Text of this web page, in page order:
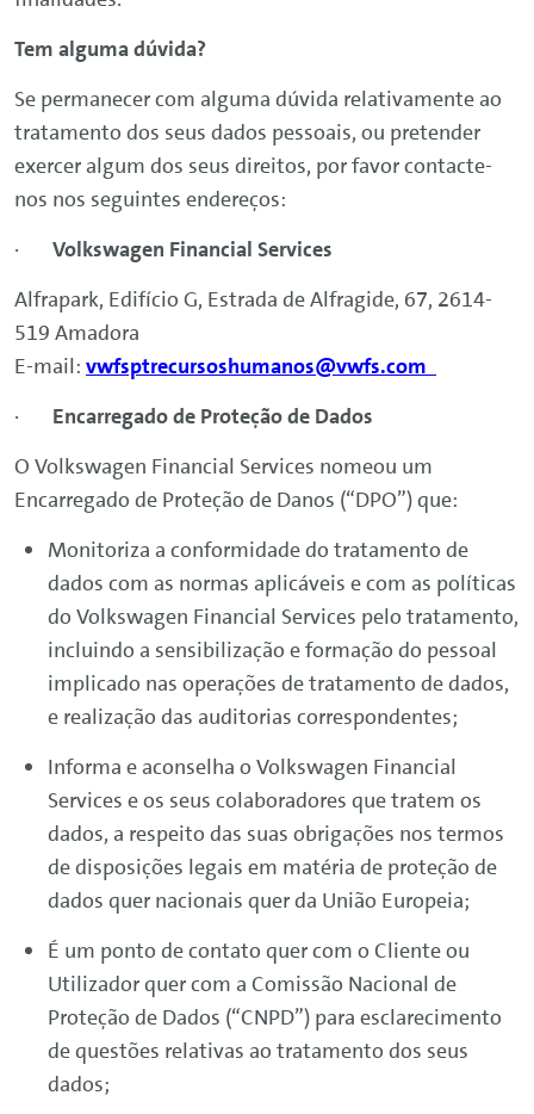
Tem alguma dúvida?
Se permanecer com alguma dúvida relativamente ao
tratamento dos seus dados pessoais, ou pretender
exercer algum dos seus direitos, por favor contacte-
nos nos seguintes endereços:
· Volkswagen Financial Services
Alfrapark, Edifício G, Estrada de Alfragide, 67, 2614-
519 Amadora
E-mail: vwfsptrecursoshumanos@vwfs.com
· Encarregado de Proteção de Dados
O Volkswagen Financial Services nomeou um
Encarregado de Proteção de Danos (“DPO”) que:
Monitoriza a conformidade do tratamento de
dados com as normas aplicáveis e com as políticas
do Volkswagen Financial Services pelo tratamento,
incluindo a sensibilização e formação do pessoal
implicado nas operações de tratamento de dados,
e realização das auditorias correspondentes;
Informa e aconselha o Volkswagen Financial
Services e os seus colaboradores que tratem os
dados, a respeito das suas obrigações nos termos
de disposições legais em matéria de proteção de
dados quer nacionais quer da União Europeia;
É um ponto de contato quer com o Cliente ou
Utilizador quer com a Comissão Nacional de
Proteção de Dados (“CNPD”) para esclarecimento
de questões relativas ao tratamento dos seus
dados;